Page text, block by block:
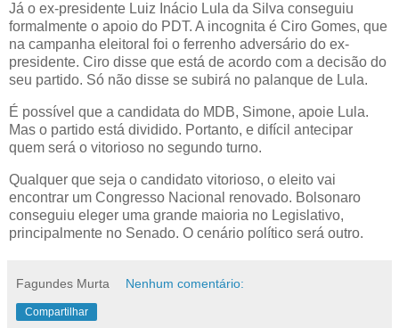
Já o ex-presidente Luiz Inácio Lula da Silva conseguiu
formalmente o apoio do PDT. A incognita é Ciro Gomes, que
na campanha eleitoral foi o ferrenho adversário do ex-
presidente. Ciro disse que está de acordo com a decisão do
seu partido. Só não disse se subirá no palanque de Lula.
É possível que a candidata do MDB, Simone, apoie Lula.
Mas o partido está dividido. Portanto, e difícil antecipar
quem será o vitorioso no segundo turno.
Qualquer que seja o candidato vitorioso, o eleito vai
encontrar um Congresso Nacional renovado. Bolsonaro
conseguiu eleger uma grande maioria no Legislativo,
principalmente no Senado. O cenário político será outro.
Fagundes Murta Nenhum comentário:
Compartilhar